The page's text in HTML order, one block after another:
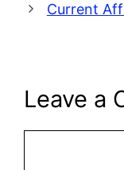
Current
Leave a